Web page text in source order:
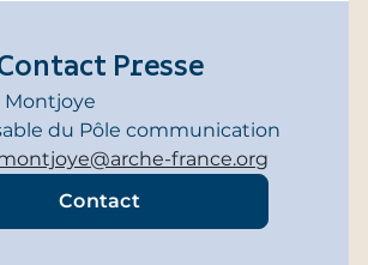
Presse
Montjoye
du Pôle communication
france.org
Contact